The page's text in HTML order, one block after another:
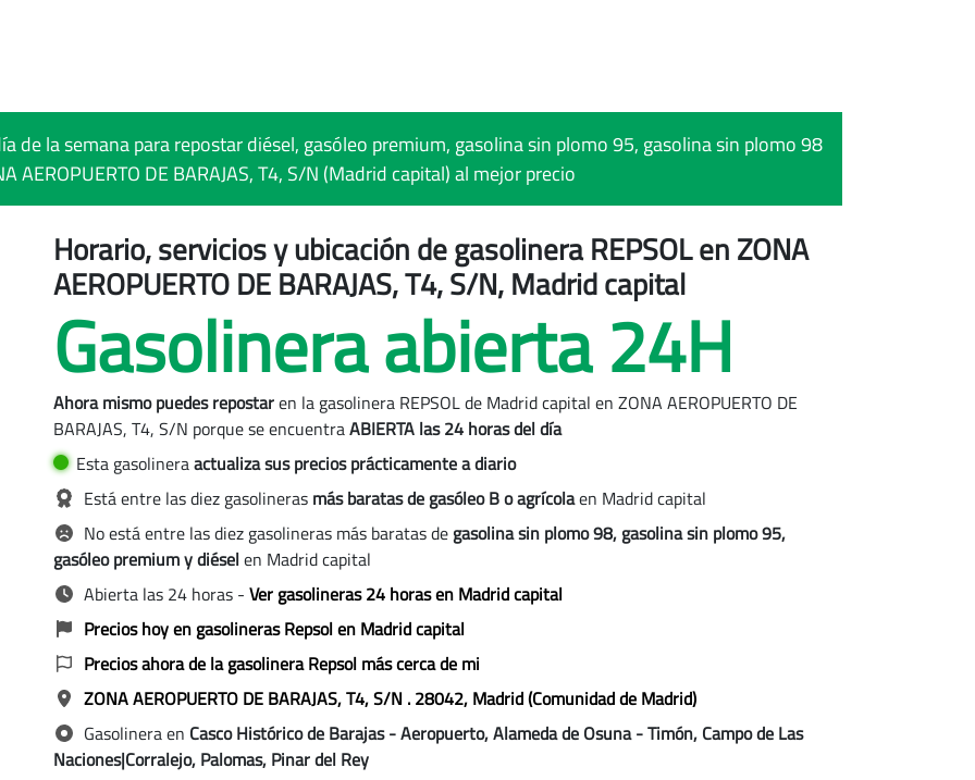
de la semana para repostar diésel, gasóleo premium, gasolina sin plomo 95, gasolina sin plomo 98
AEROPUERTO DE BARAJAS, T4, S/N (Madrid capital) al mejor precio
capital
Madrid capital
Madrid capital
capital
Horario, servicios y ubicación de gasolinera REPSOLen ZONA
AEROPUERTO DE BARAJAS, T4, S/N, Madrid capital
Gasolinera abierta 24H
Ahora mismo puedes repostaren la gasolinera REPSOL de Madrid capital en ZONA AEROPUERTO DE
BARAJAS, T4, S/N porque se encuentraABIERTA las 24 horas del día
Esta gasolineraactualiza sus preciosprácticamente a diario
Está entre las diez gasolineras más baratas de gasóleo B o agrícolaen Madrid capital
No está entre las diez gasolineras más baratas degasolina sin plomo 98, gasolina sin plomo 95,
gasóleo premium y diéselen Madrid capital
Abierta las 24 horas - Ver gasolineras 24 horas en Madrid capital
Precios hoy en gasolineras Repsol en Madrid capital
Precios ahora de la gasolinera Repsol más cerca de mi
ZONA AEROPUERTO DE BARAJAS, T4, S/N . 28042, Madrid(Comunidad de Madrid)
Gasolinera en Casco Histórico de Barajas - Aeropuerto, Alameda de Osuna - Timón, Campo de Las
Naciones|Corralejo, Palomas, Pinar del Rey